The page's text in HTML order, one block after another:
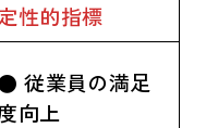
性的指標
従業員の満足
向上